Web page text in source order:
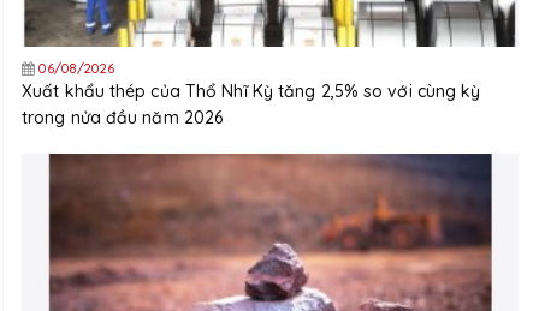
06/08/2026
Xuất khẩu thép của Thổ Nhĩ Kỳ tăng 2,5% so với cùng kỳ
trong nửa đầu năm 2026